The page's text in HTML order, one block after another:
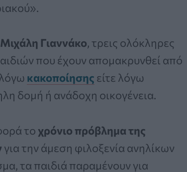
Μιχάλη Γιαννάκο, τρεις ολόκληρες
που έχουν απομακρυνθεί από
κακοποίησης είτε λόγω
δομή ή ανάδοχη οικογένεια.
το χρόνιο πρόβλημα της
για την άμεση φιλοξενία ανηλίκων
τα παιδιά παραμένουν για